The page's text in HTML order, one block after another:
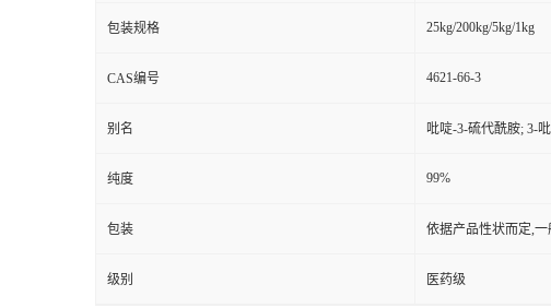
包装规格 25kg/200kg/5kg/1kg
CAS编号 4621-66-3
别名 吡啶-3-硫代酰胺; 3-
纯度 99%
包装 依据产品性状而定,
级别 医药级